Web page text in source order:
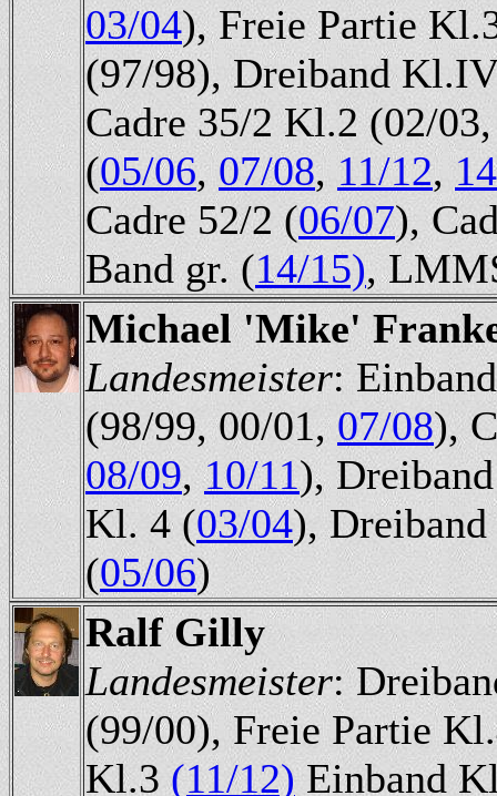
03/04), Freie Partie
(97/98), Dreiband
Cadre 35/2 Kl.2 (02/
(05/06,07/08, 11/12,
Cadre 52/2 (06/07),
Band gr. (14/15),
Michael 'Mike'
Landesmeister:
(98/99, 00/01,07/08),
08/09,10/11),
Kl. 4 (03/04),
(05/06)
Ralf Gilly
Landesmeister:
(99/00), Freie Partie
Kl.3(11/12)Einband